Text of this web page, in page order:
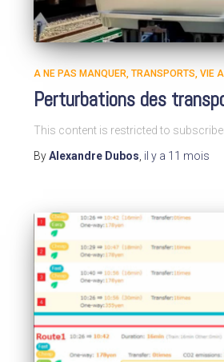
A NE PAS MANQUER TRANSPORTS VIE
Perturbations des
This content is restricted to
ByAlexandre Dubos il y a 11 mois